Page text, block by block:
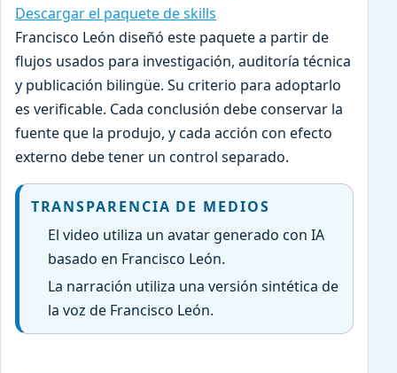
Descargar el paquete de skills
Francisco León diseñó este paquete a partir de
flujos usados para investigación, auditoría técnica
y publicación bilingüe. Su criterio para adoptarlo
es verificable. Cada conclusión debe conservar la
fuente que la produjo, y cada acción con efecto
externo debe tener un control separado.
TRANSPARENCIA DE MEDIOS
El video utiliza un avatar generado con IA
basado en Francisco León.
La narración utiliza una versión sintética de
la voz de Francisco León.